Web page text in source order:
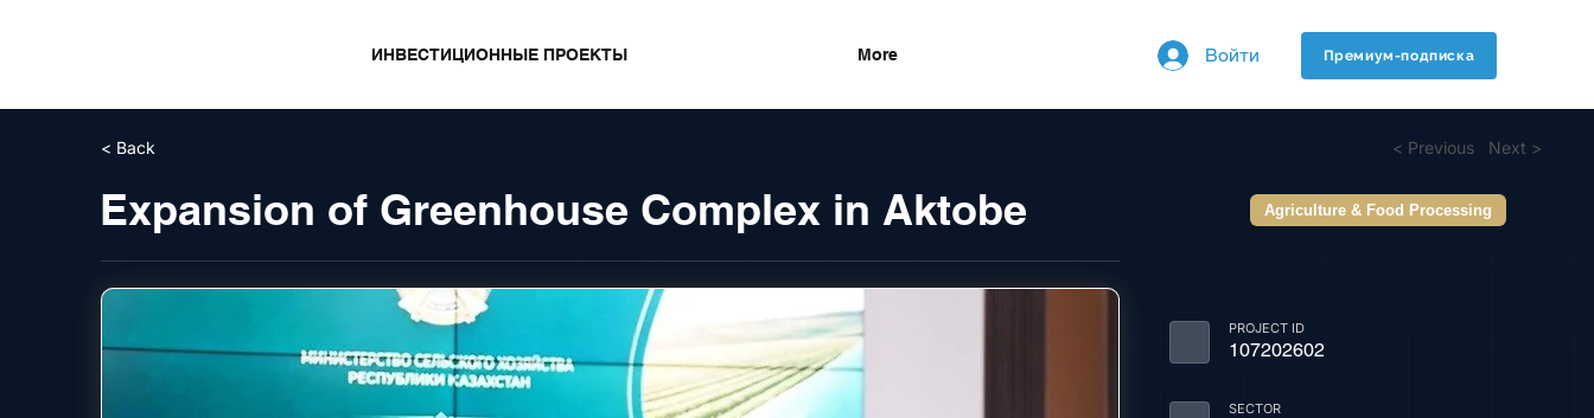
ИНВЕСТИЦИОННЫЕ ПРОЕКТЫ More Войти Премиум-подписка
< Back
Expansion of Greenhouse Complex in Aktobe
< Previous Next >
Agriculture & Food Processing
PROJECT ID
107202602
SECTOR